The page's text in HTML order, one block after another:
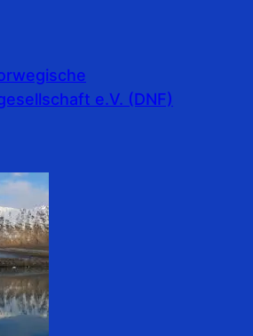
e.V. (DNF)